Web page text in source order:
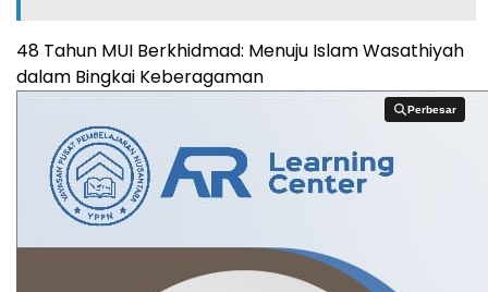
48 Tahun MUI Berkhidmad: Menuju Islam Wasathiyah
dalam Bingkai Keberagaman
Perbesar
Perbesar